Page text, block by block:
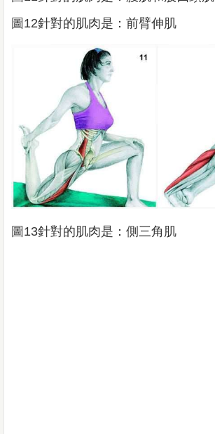
圖12針對的肌肉是：前臂伸肌
圖13針對的肌肉是：側三角肌